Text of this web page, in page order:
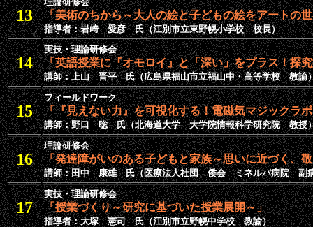
13 「美術のちから～大人の絵と子どもの絵をアートの
指導者：岩﨑 愛彦 氏（江別市立東野幌小学校 校長）
14
実技・理論研修会
「英語授業に『オモロイ』と「深い」をプラス！探
講師：上山 晋平 氏（広島県福山市立福山中・高等学校 教諭
15
フィールドワーク
「『見えない力』を可視化する！電磁気マジックラ
講師：野口 聡 氏（北海道大学 大学院情報科学研究院 教授
16
理論研修会
「発達障がいのある子どもと家族～思いに近づく、
講師：田中 康雄 氏（医療法人社団 倭会 ミネルバ病院 副
17
実技・理論研修会
「授業づくり～研究に基づいた授業展開～」
指導者：大塚 憲司 氏（江別市立野幌中学校 教諭）